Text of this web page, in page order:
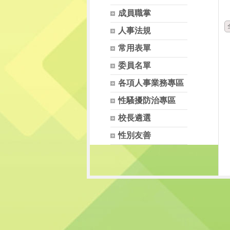
成員職掌
人事法規
常用表單
委員名單
各項人事業務專區
性騷擾防治專區
校長遴選
性別友善